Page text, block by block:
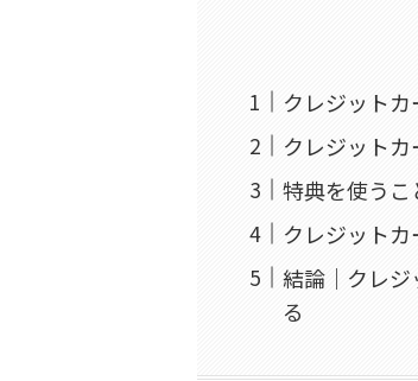
クレジット
クレジット
特典を使う
クレジット
結論｜クレ
る